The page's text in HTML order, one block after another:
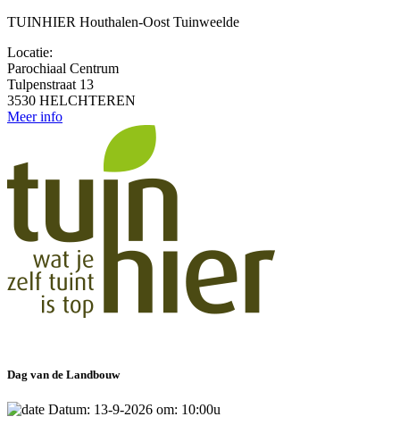
TUINHIER Houthalen-Oost Tuinweelde
Locatie:
Parochiaal Centrum
Tulpenstraat 13
3530 HELCHTEREN
Meer info
Dag van de Landbouw
Datum: 13-9-2026 om: 10:00u